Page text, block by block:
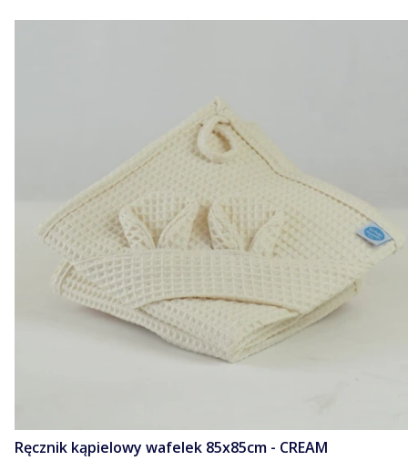
Ręcznik kąpielowy wafelek 85x85cm - CREAM